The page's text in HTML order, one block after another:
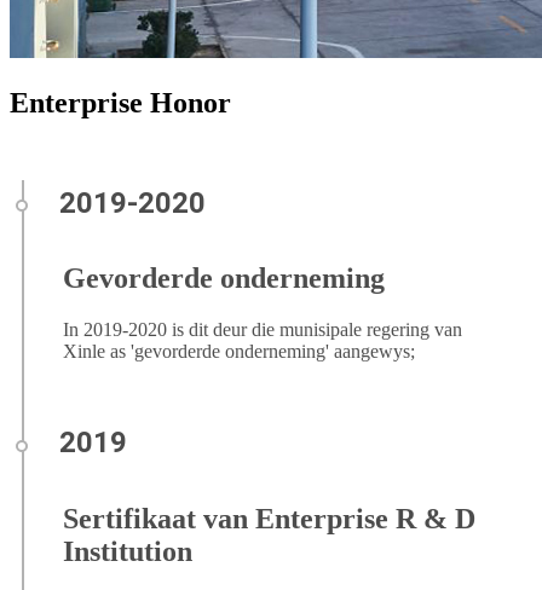
Enterprise Honor
Gevorderde onderneming
In 2019-2020 is dit deur die munisipale regering van
Xinle as 'gevorderde onderneming' aangewys;
Sertifikaat van Enterprise R & D
Institution